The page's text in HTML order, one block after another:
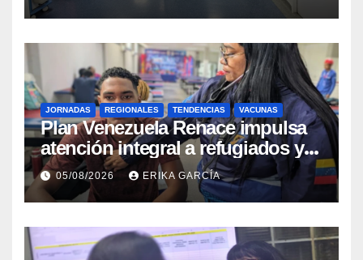
JORNADAS REGIONALES TENDENCIAS VACUNAS
​Plan Venezuela Renace impulsa
atención integral a refugiados y
evaluación de vacunación en
Aragua
05/08/2026 ERIKA GARCÍA